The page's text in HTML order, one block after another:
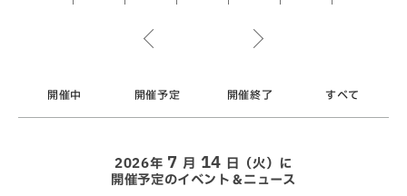
開催中 開催予定 開催終了 すべて
2026年 7 月 14 日（火）に
開催予定のイベント＆ニュース